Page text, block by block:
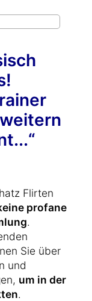
Flirten
profane
.
Sie über
und
um in der
.